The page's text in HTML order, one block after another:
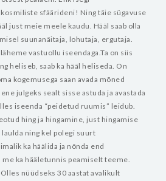
sfäärideni! Ning täie sügavuse
just meie meele kaudu. Hääl saab olla
suunanäitaja, lohutaja, ergutaja.
vastuollu iseendaga.Ta on siis
heliseb, saab ka hääl heliseda. On
kogemusega saan avada mõned
julgeks sealt sisse astuda ja avastada
iseenda “peidetud ruumis” leidub.
hing ja hingamine, just hingamise
ning kel polegi suurt
ka häälida ja nõnda end
me ka hääletunnis peamiselt teeme.
Olles nüüdseks 30 aastat avalikult